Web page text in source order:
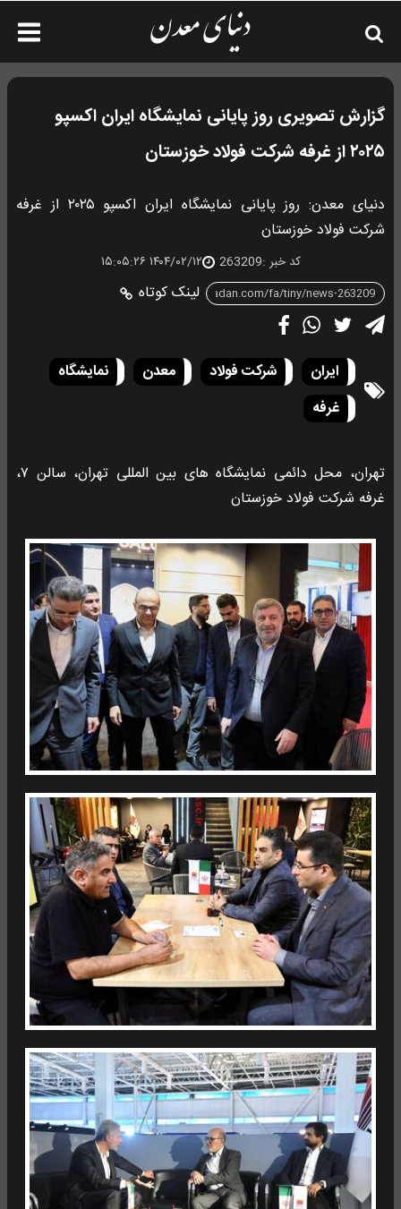
گزارش تصویری روز پایانی نمایشگاه ایران اکسپو
۲۰۲۵ از غرفه شرکت فولاد خوزستان
دنیای معدن: روز پایانی نمایشگاه ایران اکسپو ۲۰۲۵ از غرفه
شرکت فولاد خوزستان
کد خبر :263209 ۱۴۰۴/۰۲/۱۲ ۱۵:۰۵:۲۶
لینک کوتاه
ایران شرکت فولاد معدن
نمایشگاه
غرفه
تهران، محل دائمی نمایشگاه های بین المللی تهران، سالن ۷،
غرفه شرکت فولاد خوزستان